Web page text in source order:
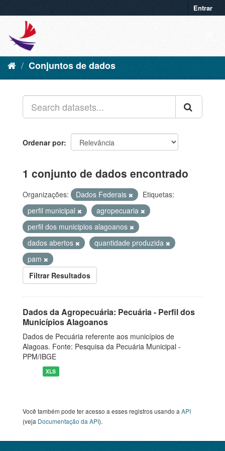
Entrar
Conjuntos de dados
Ordenar por
1 conjunto de dados encontrado
Organizações: Dados Federais
Etiquetas:
perfil municipal
agropecuaria
perfil dos municipios alagoanos
dados abertos
quantidade produzida
pam
Filtrar Resultados
Dados da Agropecuária: Pecuária - Perfil dos
Municípios Alagoanos
Dados de Pecuária referente aos municípios de
Alagoas. Fonte: Pesquisa da Pecuária Municipal -
PPM/IBGE
XLS
Você também pode ter acesso a esses registros usando a API
(veja Documentação da API).